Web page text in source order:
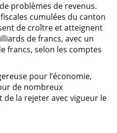
problèmes de revenus.
cumulées du canton
de croître et atteignent
de francs, avec un
francs, selon les comptes
pour l’économie,
de nombreux
la rejeter avec vigueur le